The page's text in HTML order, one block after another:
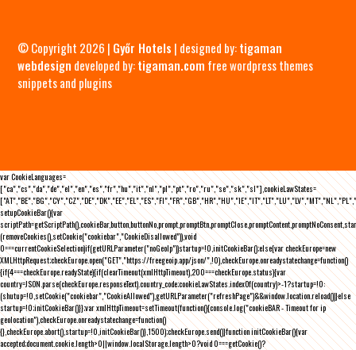
© Copyright 2026 | Győr Hotels | designed by:tigaman
webdesign developed by:tigaman.com free wordpress themes
snippets and plugins
var CookieLanguages=
["ca","cs","da","de","el","en","es","fr","hu","it","nl","pl","pt","ro","ru","se","sk","sl"],cookieLawStates=
setupCookieBar(){var
(removeCookies(),setCookie("cookiebar","CookieDisallowed")),void
0===currentCookieSelection)if(getURLParameter("noGeoIp"))startup=!0,initCookieBar();else{var checkEurope=new
XMLHttpRequest;checkEurope.open("GET","https://freegeoip.app/json/",!0),checkEurope.onreadystatechange=function()
{if(4===checkEurope.readyState){if(clearTimeout(xmlHttpTimeout),200===checkEurope.status){var
country=JSON.parse(checkEurope.responseText).country_code;cookieLawStates.indexOf(country)>-1?startup=!0:
(shutup=!0,setCookie("cookiebar","CookieAllowed"),getURLParameter("refreshPage")&&window.location.reload())}else
startup=!0;initCookieBar()}};var xmlHttpTimeout=setTimeout(function(){console.log("cookieBAR - Timeout for ip
geolocation"),checkEurope.onreadystatechange=function()
{},checkEurope.abort(),startup=!0,initCookieBar()},1500);checkEurope.send()}function initCookieBar(){var
accepted;document.cookie.length>0||window.localStorage.length>0?void 0===getCookie()?